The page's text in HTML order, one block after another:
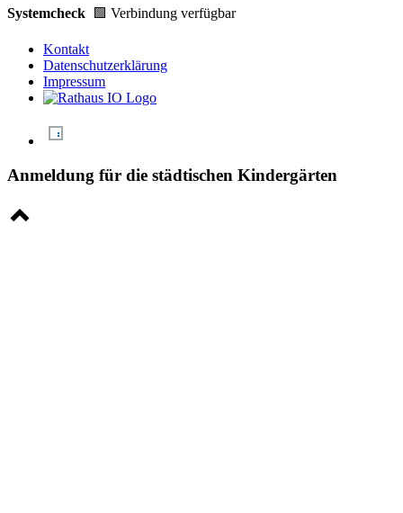
Systemcheck 🟩 Verbindung verfügbar
Kontakt
Datenschutzerklärung
Impressum
Anmeldung für die städtischen Kindergärten